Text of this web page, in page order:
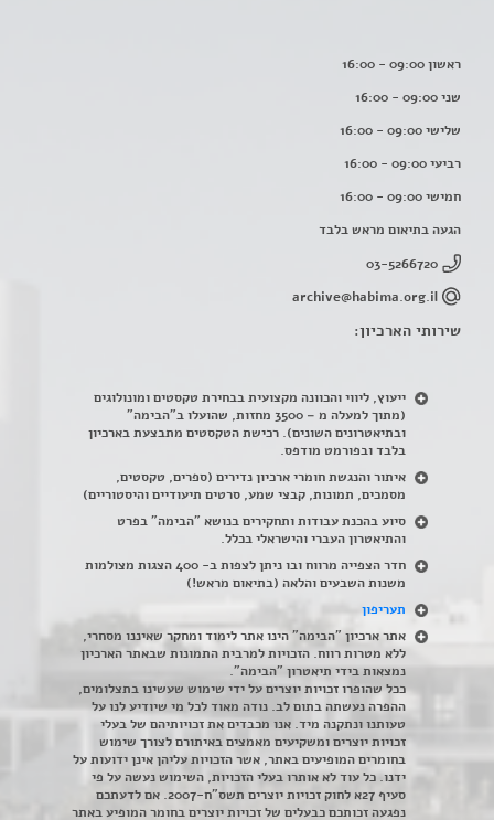
ראשון 09:00 - 16:00
שני 09:00 - 16:00
שלישי 09:00 - 16:00
רביעי 09:00 - 16:00
חמישי 09:00 - 16:00
הגעה בתיאום מראש בלבד
03-5266720
archive@habima.org.il
שירותי הארכיון:
ייעוץ, ליווי והכוונה מקצועית בבחירת טקסטים ומונולוגים
(מתוך למעלה מ – 3500 מחזות, שהועלו ב"הבימה"
ובתיאטרונים השונים). רכישת הטקסטים מתבצעת בארכיון
בלבד ובפורמט מודפס.
איתור והנגשת חומרי ארכיון נדירים (ספרים, טקסטים,
מסמכים, תמונות, קבצי שמע, סרטים תיעודיים והיסטוריים)
סיוע בהכנת עבודות ותחקירים בנושא "הבימה" בפרט
והתיאטרון העברי והישראלי בכלל.
חדר הצפייה מרווח ובו ניתן לצפות ב- 400 הצגות מצולמות
משנות השבעים והלאה (בתיאום מראש!)
תעריפון
אתר ארכיון "הבימה" הינו אתר לימוד ומחקר שאיננו מסחרי,
ללא מטרות רווח. הזכויות למרבית התמונות שבאתר הארכיון
נמצאות בידי תיאטרון "הבימה".
ככל שהופרו זכויות יוצרים על ידי שימוש שעשינו בתצלומים,
ההפרה נעשתה בתום לב. נודה מאוד לכל מי שיודיע לנו על
טעותנו ונתקנה מיד. אנו מכבדים את זכויותיהם של בעלי
זכויות יוצרים ומשקיעים מאמצים באיתורם לצורך שימוש
בחומרים המופיעים באתר, אשר הזכויות עליהן אינן ידועות על
ידנו. כל עוד לא אותרו בעלי הזכויות, השימוש נעשה על פי
סעיף 27א לחוק זכויות יוצרים תשס"ח-2007. אם לדעתכם
נפגעה זכותכם כבעלים של זכויות יוצרים בחומר המופיע באתר